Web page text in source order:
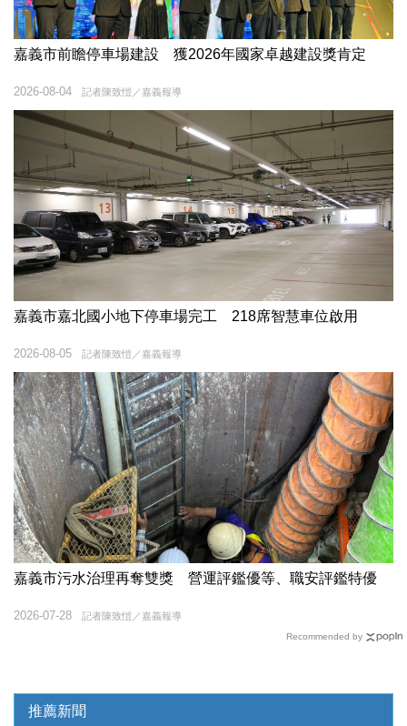
嘉義市前瞻停車場建設 獲2026年國家卓越建設獎肯定
記者陳致愷／嘉義報導
2026-08-04
嘉義市嘉北國小地下停車場完工 218席智慧車位啟用
記者陳致愷／嘉義報導
2026-08-05
嘉義市污水治理再奪雙獎 營運評鑑優等、職安評鑑特優
記者陳致愷／嘉義報導
2026-07-28
Recommended by
推薦新聞